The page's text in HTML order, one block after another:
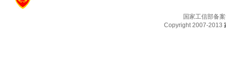
国家工信部备
Copyright 2007-2013